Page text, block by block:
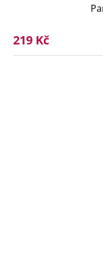
219 Kč